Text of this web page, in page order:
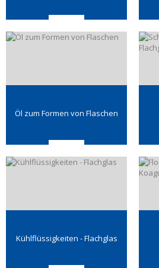
Öl zum Formen von Flaschen
Kühlflüssigkeiten - Flachglas